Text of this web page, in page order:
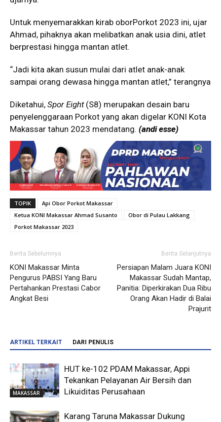
Untuk menyemarakkan kirab oborPorkot 2023 ini, ujar
Ahmad, pihaknya akan melibatkan anak usia dini, atlet
berprestasi hingga mantan atlet.
“Jadi kita akan susun mulai dari atlet anak-anak
sampai orang dewasa hingga mantan atlet,” terangnya
Diketahui, Spor Eight(S8) merupakan desain baru
penyelenggaraan Porkot yang akan digelar KONI Kota
Makassar tahun 2023 mendatang. (andi esse)
TOPIK
Api Obor Porkot Makassar
Ketua KONI Makassar Ahmad Susanto
Obor di Pulau Lakkang
Porkot Makassar 2023
Berita Sebelumnya
KONI Makassar Minta
Pengurus PABSI Yang Baru
Pertahankan Prestasi Cabor
Angkat Besi
Berita Selanjutnya
Persiapan Malam Juara KONI
Makassar Sudah Mantap,
Panitia: Diperkirakan Dua Ribu
Orang Akan Hadir di Balai
Prajurit
ARTIKEL TERKAIT DARI PENULIS
MAKASSAR
HUT ke-102 PDAM Makassar, Appi
Tekankan Pelayanan Air Bersih dan
Likuiditas Perusahaan
Karang Taruna Makassar Dukung